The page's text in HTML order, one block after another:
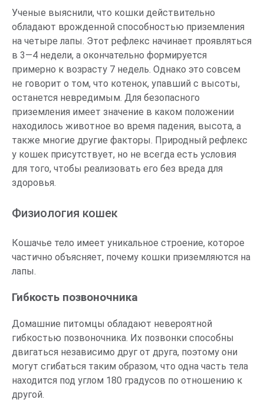
Ученые выяснили, что кошки действительно
обладают врожденной способностью приземления
на четыре лапы. Этот рефлекс начинает проявляться
в 3—4 недели, а окончательно формируется
примерно к возрасту 7 недель. Однако это совсем
не говорит о том, что котенок, упавший с высоты,
останется невредимым. Для безопасного
приземления имеет значение в каком положении
находилось животное во время падения, высота, а
также многие другие факторы. Природный рефлекс
у кошек присутствует, но не всегда есть условия
для того, чтобы реализовать его без вреда для
здоровья.
Физиология кошек
Кошачье тело имеет уникальное строение, которое
частично объясняет, почему кошки приземляются на
лапы.
Гибкость позвоночника
Домашние питомцы обладают невероятной
гибкостью позвоночника. Их позвонки способны
двигаться независимо друг от друга, поэтому они
могут сгибаться таким образом, что одна часть тела
находится под углом 180 градусов по отношению к
другой.